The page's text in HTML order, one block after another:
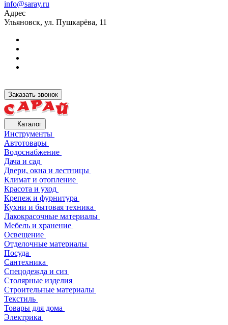
info@saray.ru
Адрес
Ульяновск, ул. Пушкарёва, 11
Заказать звонок
Каталог
Инструменты
Автотовары
Водоснабжение
Дача и сад
Двери, окна и лестницы
Климат и отопление
Красота и уход
Крепеж и фурнитура
Кухни и бытовая техника
Лакокрасочные материалы
Мебель и хранение
Освещение
Отделочные материалы
Посуда
Сантехника
Спецодежда и сиз
Столярные изделия
Строительные материалы
Текстиль
Товары для дома
Электрика